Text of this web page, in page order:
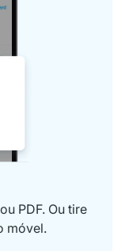
PDF. Ou tire
móvel.